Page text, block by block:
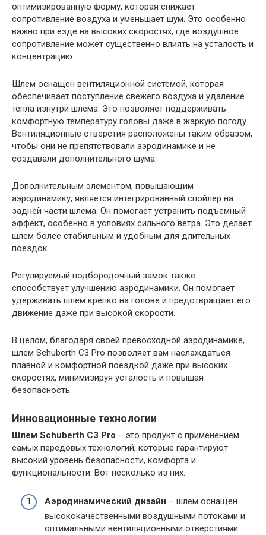
оптимизированную форму, которая снижает
сопротивление воздуха и уменьшает шум. Это особенно
важно при езде на высоких скоростях, где воздушное
сопротивление может существенно влиять на усталость и
концентрацию.
Шлем оснащен вентиляционной системой, которая
обеспечивает поступление свежего воздуха и удаление
тепла изнутри шлема. Это позволяет поддерживать
комфортную температуру головы даже в жаркую погоду.
Вентиляционные отверстия расположены таким образом,
чтобы они не препятствовали аэродинамике и не
создавали дополнительного шума.
Дополнительным элементом, повышающим
аэродинамику, является интегрированный спойлер на
задней части шлема. Он помогает устранить подъемный
эффект, особенно в условиях сильного ветра. Это делает
шлем более стабильным и удобным для длительных
поездок.
Регулируемый подбородочный замок также
способствует улучшению аэродинамики. Он помогает
удерживать шлем крепко на голове и предотвращает его
движение даже при высокой скорости.
В целом, благодаря своей превосходной аэродинамике,
шлем Schuberth C3 Pro позволяет вам наслаждаться
плавной и комфортной поездкой даже при высоких
скоростях, минимизируя усталость и повышая
безопасность.
Инновационные технологии
Шлем Schuberth C3 Pro – это продукт с применением
самых передовых технологий, которые гарантируют
высокий уровень безопасности, комфорта и
функциональности. Вот несколько из них:
Аэродинамический дизайн – шлем оснащен
высококачественными воздушными потоками и
оптимальными вентиляционными отверстиями